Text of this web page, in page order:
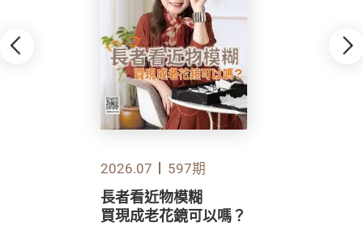
2026.07 597期
長者看近物模糊
買現成老花鏡可以嗎？